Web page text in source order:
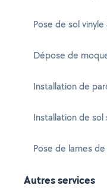
Pose de sol
Dépose de
Installation de
Installation de
Pose de lames
Autres services